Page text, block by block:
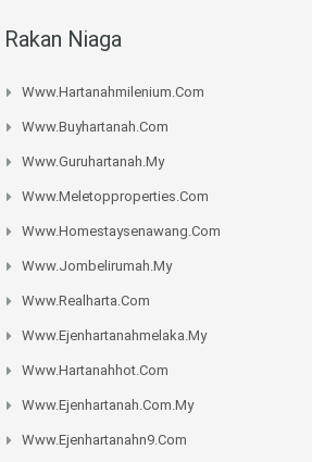
Rakan Niaga
Www.hartanahmilenium.com
Www.buyhartanah.com
Www.guruhartanah.my
Www.meletopproperties.com
Www.homestaysenawang.com
Www.jombelirumah.my
Www.realharta.com
Www.ejenhartanahmelaka.my
Www.hartanahhot.com
Www.ejenhartanah.com.my
Www.ejenhartanahn9.com